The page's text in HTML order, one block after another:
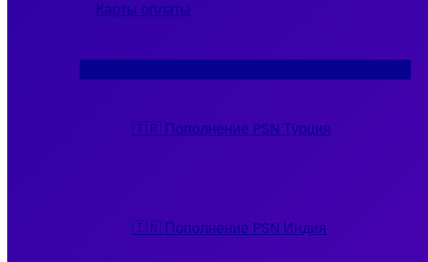
Карты оплаты
Переключатель
🇹🇷 Пополнение PSN Турция
🇮🇳 Пополнение PSN Индия